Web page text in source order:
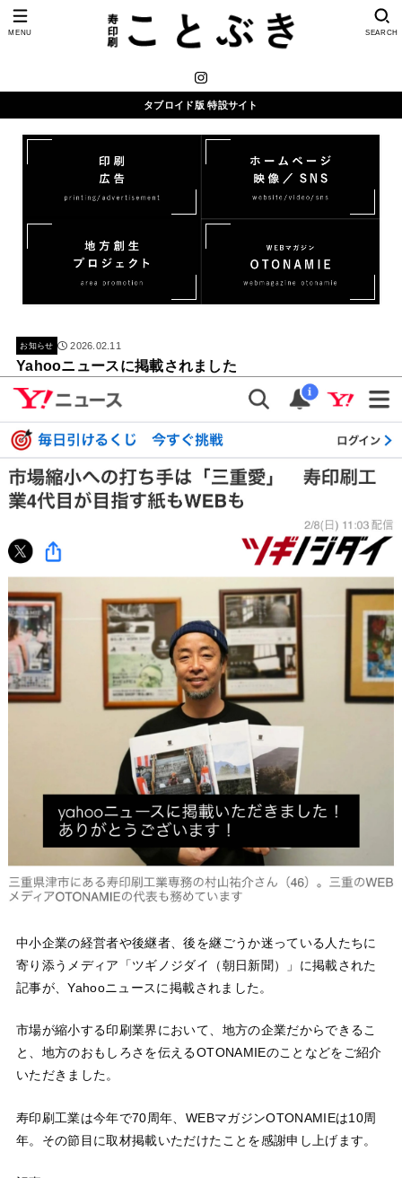
SEARCH
MENU
タブロイド版 特設サイト
お知らせ 2026.02.11
Yahooニュースに掲載されました
中小企業の経営者や後継者、後を継ごうか迷っている人たちに
寄り添うメディア「ツギノジダイ（朝日新聞）」に掲載された
記事が、Yahooニュースに掲載されました。
市場が縮小する印刷業界において、地方の企業だからできるこ
と、地方のおもしろさを伝えるOTONAMIEのことなどをご紹介
いただきました。
寿印刷工業は今年で70周年、WEBマガジンOTONAMIEは10周
年。その節目に取材掲載いただけたことを感謝申し上げます。